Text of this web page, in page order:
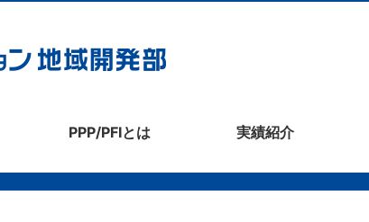
PPP/PFIとは 実績紹介